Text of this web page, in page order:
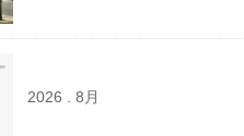
2026 . 8月